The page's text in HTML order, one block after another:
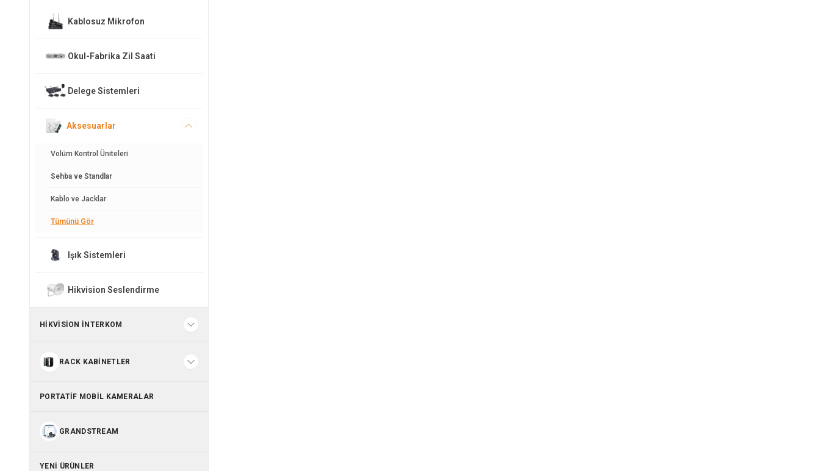
Kablosuz Mikrofon
Okul-Fabrika Zil Saati
Delege Sistemleri
Aksesuarlar
Volüm Kontrol Üniteleri
Sehba ve Standlar
Kablo ve Jacklar
Tümünü Gör
Işık Sistemleri
Hikvision Seslendirme
HIKVISION İNTERKOM
RACK KABINETLER
PORTATIF MOBIL KAMERALAR
GRANDSTREAM
YENI ÜRÜNLER